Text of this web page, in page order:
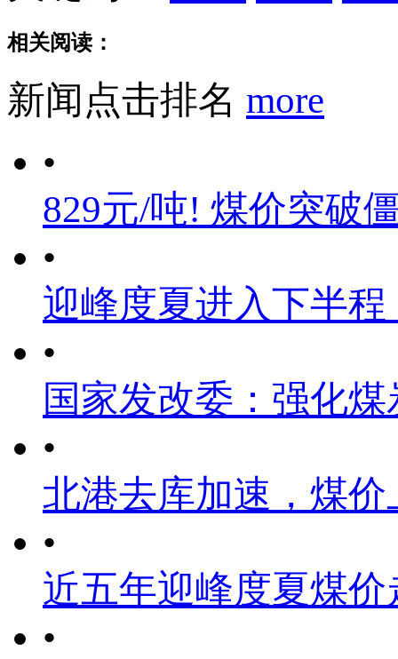
相关阅读：
新闻点击排名 more
•
829元/吨! 煤价突破
•
迎峰度夏进入下半
•
国家发改委：强化
•
北港去库加速，煤
•
近五年迎峰度夏煤价
•